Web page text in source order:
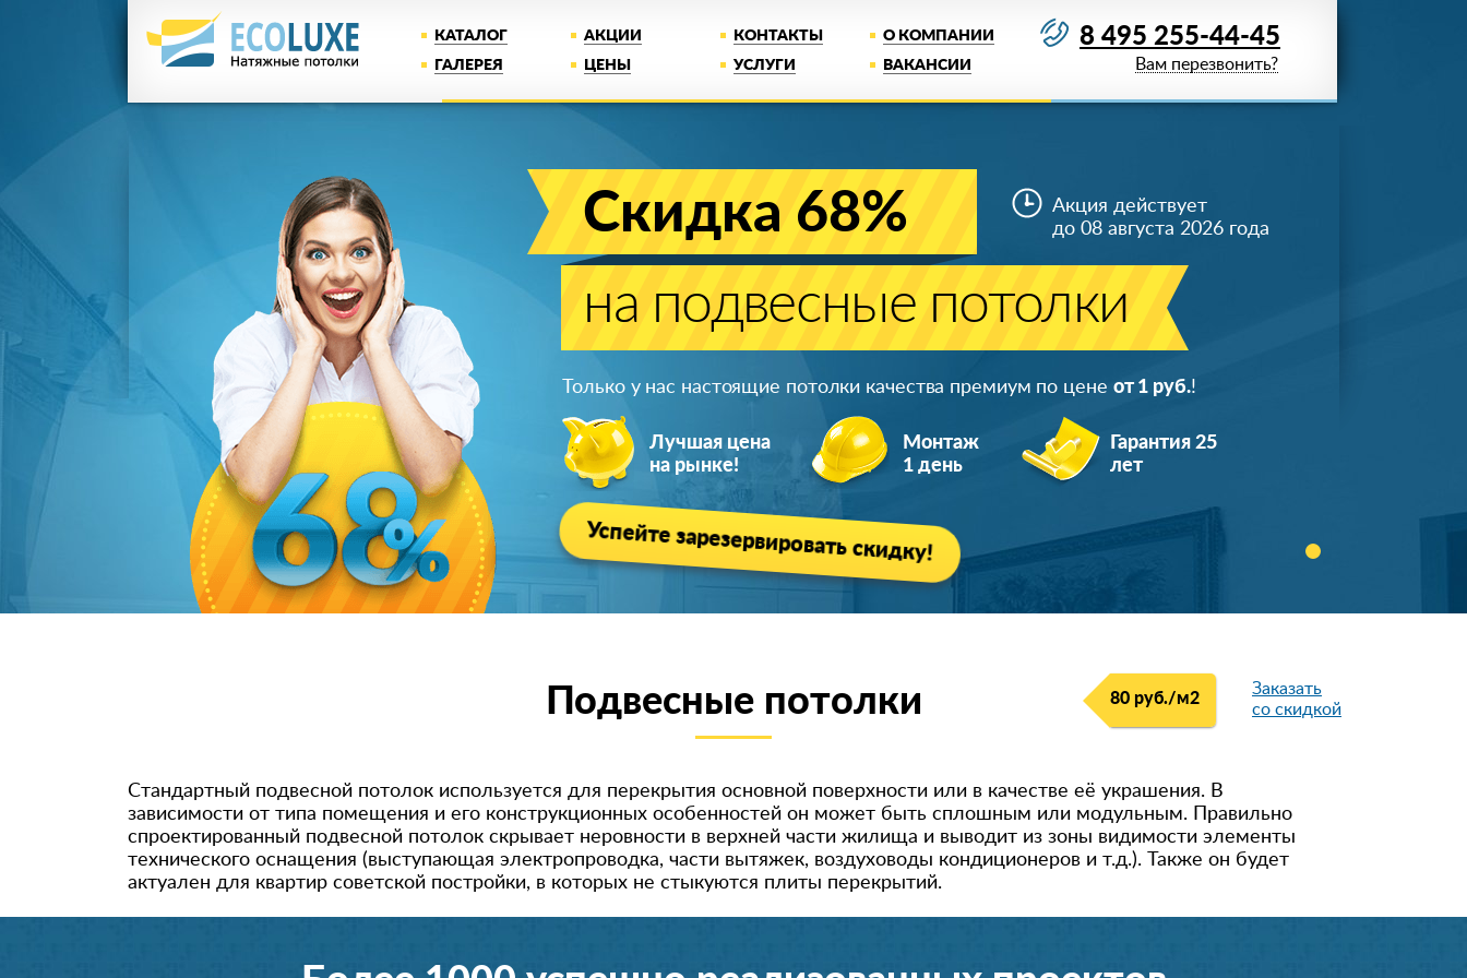
КАТАЛОГ АКЦИИ КОНТАКТЫ
О КОМПАНИИ
ГАЛЕРЕЯ
ЦЕНЫ УСЛУГИ ВАКАНСИИ
8 495 255-44-45
Вам перезвонить?
Скидка 68%
на подвесные потолки
Акция действует
до 08 августа 2026 года
Только у нас настоящие потолки качества премиум по цене от 1 руб.!
Лучшая цена
на рынке!
Монтаж
1 день
Гарантия 25
лет
Успейте зарезервировать скидку!
80 руб./м2
Заказать
со скидкой
Подвесные потолки
Стандартный подвесной потолок используется для перекрытия основной поверхности или в качестве её украшения. В
зависимости от типа помещения и его конструкционных особенностей он может быть сплошным или модульным. Правильно
спроектированный подвесной потолок скрывает неровности в верхней части жилища и выводит из зоны видимости элементы
технического оснащения (выступающая электропроводка, части вытяжек, воздуховоды кондиционеров и т.д.). Также он будет
актуален для квартир советской постройки, в которых не стыкуются плиты перекрытий.